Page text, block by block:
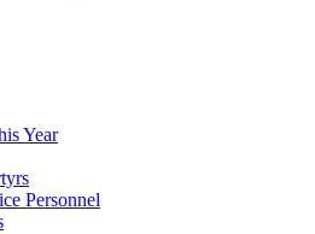
Year
Personnel